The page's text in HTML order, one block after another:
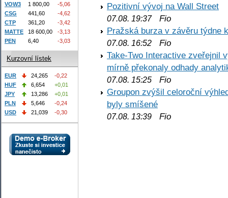
Pozitivní vývoj na Wall Street
07.08. 19:37Fio
Pražská burza v závěru týdne
07.08. 16:52 Fio
Take-Two Interactive zveřejnil
mírně překonaly odhady
07.08. 15:25 Fio
Groupon zvýšil celoroční
byly smíšené
07.08. 13:39 Fio
VOW3 1 800,00
-5,06
CSG
441,60
-4,62
CTP
361,20
-3,42
MATTE
18 600,00
-3,13
PEN
6,40 -3,03
Kurzovní lístek
EUR 24,265
-0,22
HUF
6,654
+0,01
JPY
13,286
+0,01
PLN
5,646
-0,24
USD
21,039 -0,30